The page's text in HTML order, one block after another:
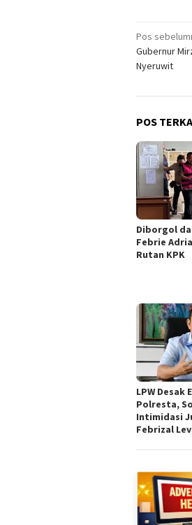
pos
Pos
Gubernur
Nyeruwit
POS
Diborgol
Febrie
Rutan KPK
LPW Desak
Polresta,
Intimidasi
Febrizal